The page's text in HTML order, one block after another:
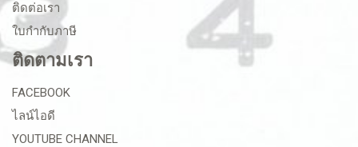
ติดต่อเรา
ใบกำกับภาษี
ติดตามเรา
FACEBOOK
ไลน์ไอดี
YOUTUBE CHANNEL